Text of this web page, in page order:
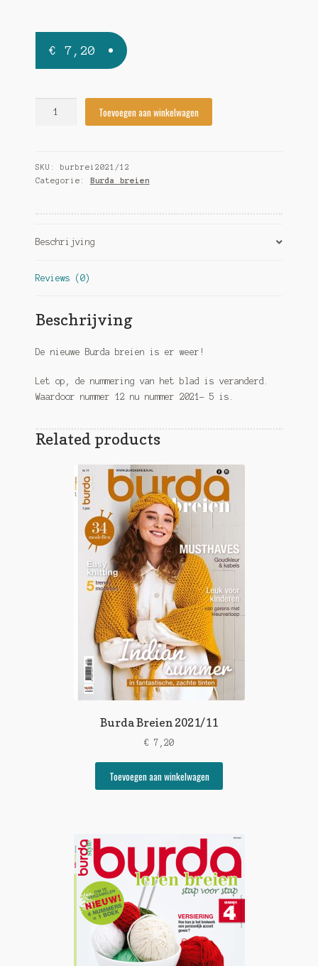
€ 7,20
5
quantity
Toevoegen aan winkelwagen
SKU: burbrei2021/12
Categorie: Burda breien
Beschrijving
Reviews (0)
Beschrijving
De nieuwe Burda breien is er weer!
Let op, de nummering van het blad is veranderd.
Waardoor nummer 12 nu nummer 2021- 5 is.
Related products
Burda Breien 2021/11
€ 7,20
Toevoegen aan winkelwagen